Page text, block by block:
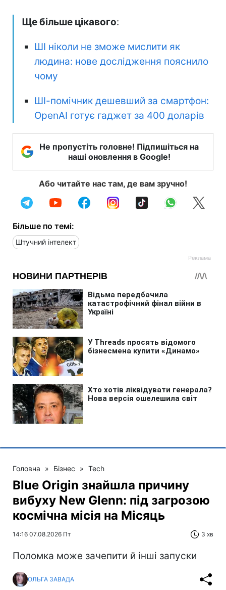
Ще більше цікавого:
ШІ ніколи не зможе мислити як
людина: нове дослідження пояснило
чому
ШІ-помічник дешевший за смартфон:
OpenAI готує гаджет за 400 доларів
Не пропустіть головне! Підпишіться на
наші оновлення в Google!
Або читайте нас там, де вам зручно!
Більше по темі:
Штучний інтелект
Головна » Бізнес » Tech
Blue Origin знайшла причину
вибуху New Glenn: під загрозою
космічна місія на Місяць
14:16 07.08.2026 Пт 3 хв
Поломка може зачепити й інші запуски
ОЛЬГА ЗАВАДА